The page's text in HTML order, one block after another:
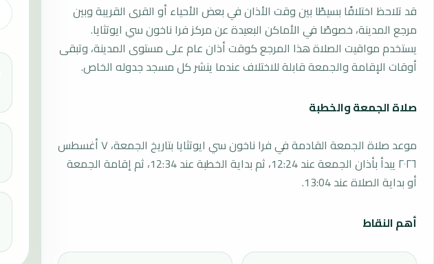
قد تلاحظ اختلافًا بسيطًا بين وقت الأذان في بعض الأحياء أو القرى القريبة وبين
مرجع المدينة، خصوصًا في الأماكن البعيدة عن مركز فرا ناخون سي ايوتثايا.
يستخدم مواقيت الصلاة هذا المرجع كوقت أذان عام على مستوى المدينة، وتبقى
أوقات الإقامة والجمعة قابلة للاختلاف عندما ينشر كل مسجد جدوله الخاص.
صلاة الجمعة والخطبة
موعد صلاة الجمعة القادمة في فرا ناخون سي ايوتثايا بتاريخ الجمعة، ٧ أغسطس
٢٠٢٦ يبدأ بأذان الجمعة عند 12:24، ثم بداية الخطبة عند 12:34، ثم إقامة الجمعة
أو بداية الصلاة عند 13:04.
أهم النقاط